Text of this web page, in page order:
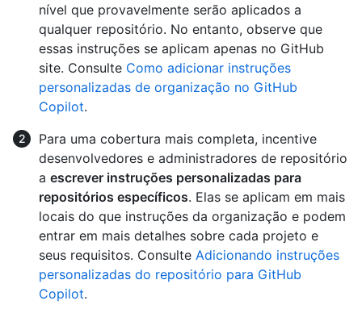
nível que provavelmente serão aplicados a
qualquer repositório. No entanto, observe que
essas instruções se aplicam apenas no GitHub
site. Consulte Como adicionar instruções
personalizadas de organização no GitHub
Copilot.
Para uma cobertura mais completa, incentive
desenvolvedores e administradores de repositório
a escrever instruções personalizadas para
repositórios específicos. Elas se aplicam em mais
locais do que instruções da organização e podem
entrar em mais detalhes sobre cada projeto e
seus requisitos. Consulte Adicionando instruções
personalizadas do repositório para GitHub
Copilot.